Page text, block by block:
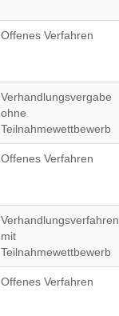
Offenes Verfahren
Verhandlungsvergabe
ohne
Teilnahmewettbewerb
Offenes Verfahren
Verhandlungsverfahren
mit
Teilnahmewettbewerb
Offenes Verfahren